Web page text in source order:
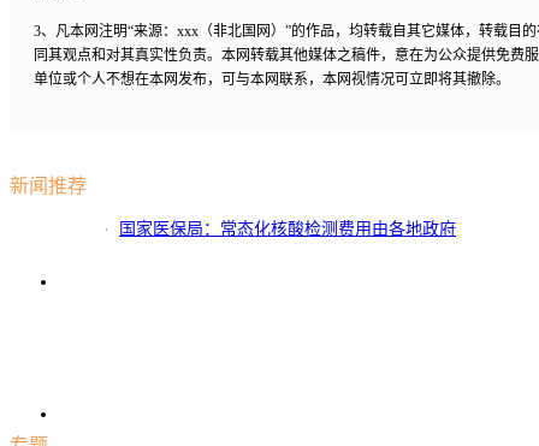
3、凡本网注明“来源：xxx（非北国网）”的作品，均转载自其它媒体，转载目
同其观点和对其真实性负责。本网转载其他媒体之稿件，意在为公众提供免费
单位或个人不想在本网发布，可与本网联系，本网视情况可立即将其撤除。
新闻推荐
国家医保局：常态化核酸检测费用由各地政府